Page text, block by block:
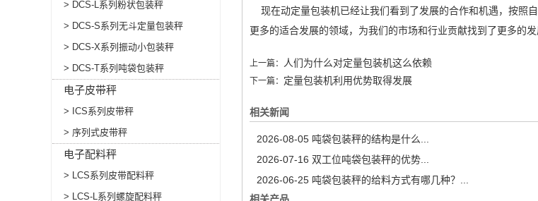
现在动定量包装机已经让我们看到了发展的合作和机遇，按照
更多的适合发展的领域，为我们的市场和行业贡献找到了更多的
上一篇： 人们为什么对定量包装机这么依赖
下一篇： 定量包装机利用优势取得发展
相关新闻
2026-08-05 吨袋包装秤的结构是什么...
2026-07-16 双工位吨袋包装秤的优势...
2026-06-25 吨袋包装秤的给料方式有哪几种？...
> DCS-L系列粉状包装秤
> DCS-S系列无斗定量包装秤
> DCS-X系列振动小包装秤
> DCS-T系列吨袋包装秤
电子皮带秤
> ICS系列皮带秤
> 序列式皮带秤
电子配料秤
> LCS系列皮带配料秤
> LCS-L系列螺旋配料秤